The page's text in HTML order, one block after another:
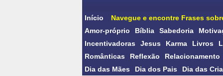
Início Navegue e encontre Frases
Amor-próprio
Bíblia Sabedoria
Incentivadoras
Jesus Karma Livros
Românticas
Reflexão Relacionamento
Dia das Mães
Dia dos Pais Dia das